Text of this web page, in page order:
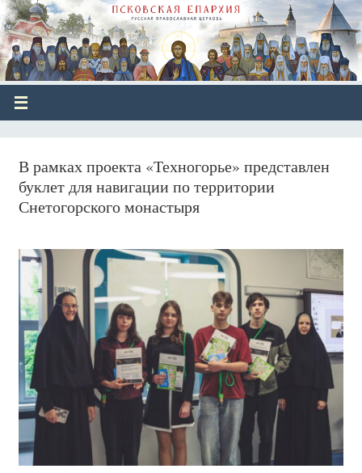
В рамках проекта «Техногорье» представлен
буклет для навигации по территории
Снетогорского монастыря